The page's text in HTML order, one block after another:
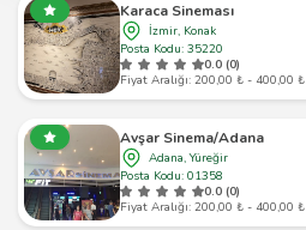
Karaca Sineması
İzmir, Konak
Posta Kodu: 35220
0.0 (0)
Fiyat Aralığı: 200,00 ₺ - 400,00 ₺
Avşar Sinema/Adana
Adana, Yüreğir
Posta Kodu: 01358
0.0 (0)
Fiyat Aralığı: 200,00 ₺ - 400,00 ₺